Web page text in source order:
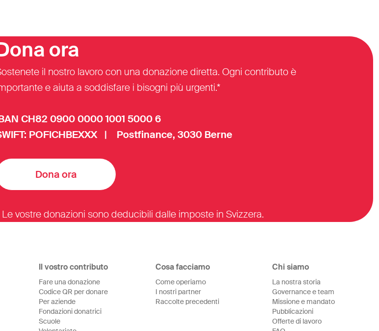
ora
il nostro lavoro con una donazione diretta. Ogni contributo è
e aiuta a soddisfare i bisogni più urgenti.*
CH82 0900 0000 1001 5000 6
POFICHBEXXX | Postfinance, 3030 Berne
Dona ora
vostre donazioni sono deducibili dalle imposte in Svizzera.
Il vostro contributo
Fare una donazione
Codice QR per donare
Per aziende
Fondazioni donatrici
Scuole
Cosa facciamo
Come operiamo
I nostri partner
Raccolte precedenti
Chi siamo
La nostra storia
Governance e team
Missione e mandato
Pubblicazioni
Offerte di lavoro